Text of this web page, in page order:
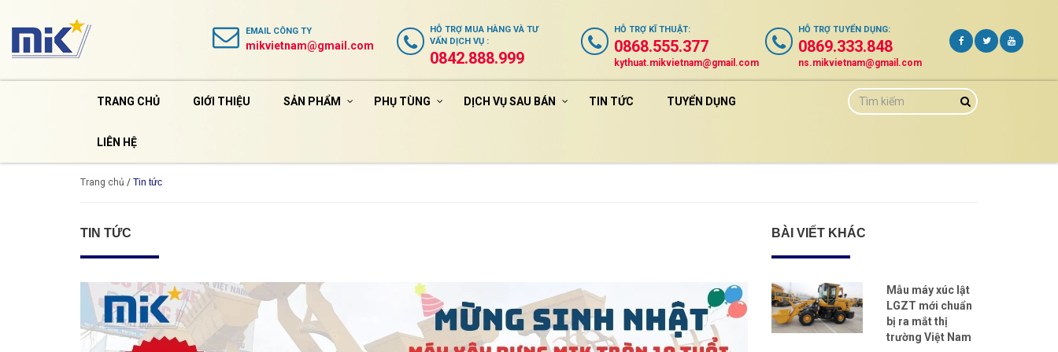
HỖ TRỢ TUYỂN DỤNG:
0869.333.848
ns.mikvietnam@gmail.com
HỖ TRỢ KĨ THUẬT:
0868.555.377
kythuat.mikvietnam@gmail.com
HỖ TRỢ MUA HÀNG VÀ TƯ
VẤN DỊCH VỤ :
0842.888.999
EMAIL CÔNG TY
mikvietnam@gmail.com
TRANG CHỦ GIỚI THIỆU SẢN PHẨM PHỤ TÙNG DỊCH VỤ SAU BÁN TIN TỨC TUYỂN DỤNG
LIÊN HỆ
Trang chủ / Tin tức
TIN TỨC BÀI VIẾT KHÁC
Mẫu máy xúc lật
LGZT mới chuẩn
bị ra mắt thị
trường Việt Nam